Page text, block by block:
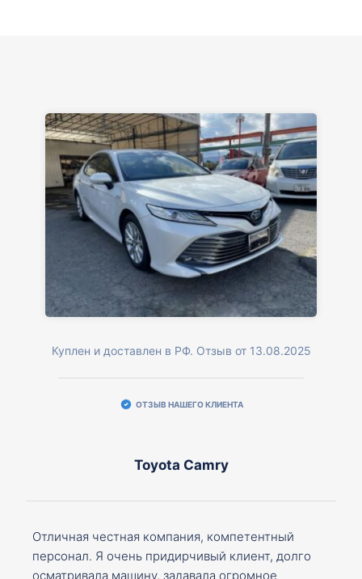
Куплен и доставлен в РФ. Отзыв от 13.08.2025
ОТЗЫВ НАШЕГО КЛИЕНТА
Toyota Camry
Отличная честная компания, компетентный
персонал. Я очень придирчивый клиент, долго
осматривала машину, задавала огромное